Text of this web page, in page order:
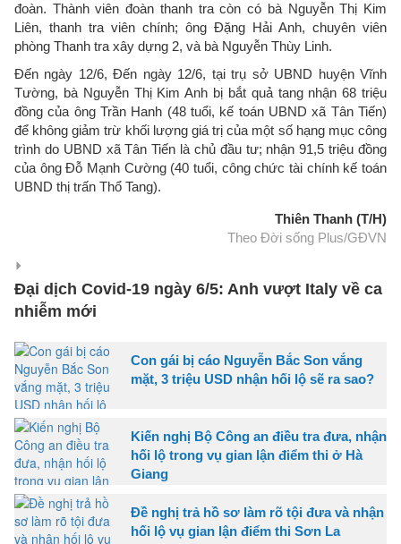
đoàn. Thành viên đoàn thanh tra còn có bà Nguyễn Thị Kim
Liên, thanh tra viên chính; ông Đặng Hải Anh, chuyên viên
phòng Thanh tra xây dựng 2, và bà Nguyễn Thùy Linh.
Đến ngày 12/6, Đến ngày 12/6, tại trụ sở UBND huyện Vĩnh
Tường, bà Nguyễn Thị Kim Anh bị bắt quả tang nhận 68 triệu
đồng của ông Trần Hanh (48 tuổi, kế toán UBND xã Tân Tiến)
để không giảm trừ khối lượng giá trị của một số hạng mục công
trình do UBND xã Tân Tiến là chủ đầu tư; nhận 91,5 triệu đồng
của ông Đỗ Mạnh Cường (40 tuổi, công chức tài chính kế toán
UBND thị trấn Thổ Tang).
Thiên Thanh (T/H)
Theo Đời sống Plus/GĐVN
Đại dịch Covid-19 ngày 6/5: Anh vượt Italy về ca
nhiễm mới
Con gái bị cáo Nguyễn Bắc Son vắng
mặt, 3 triệu USD nhận hối lộ sẽ ra sao?
Kiến nghị Bộ Công an điều tra đưa, nhận
hối lộ trong vụ gian lận điểm thi ở Hà
Giang
Đề nghị trả hồ sơ làm rõ tội đưa và nhận
hối lộ vụ gian lận điểm thi Sơn La